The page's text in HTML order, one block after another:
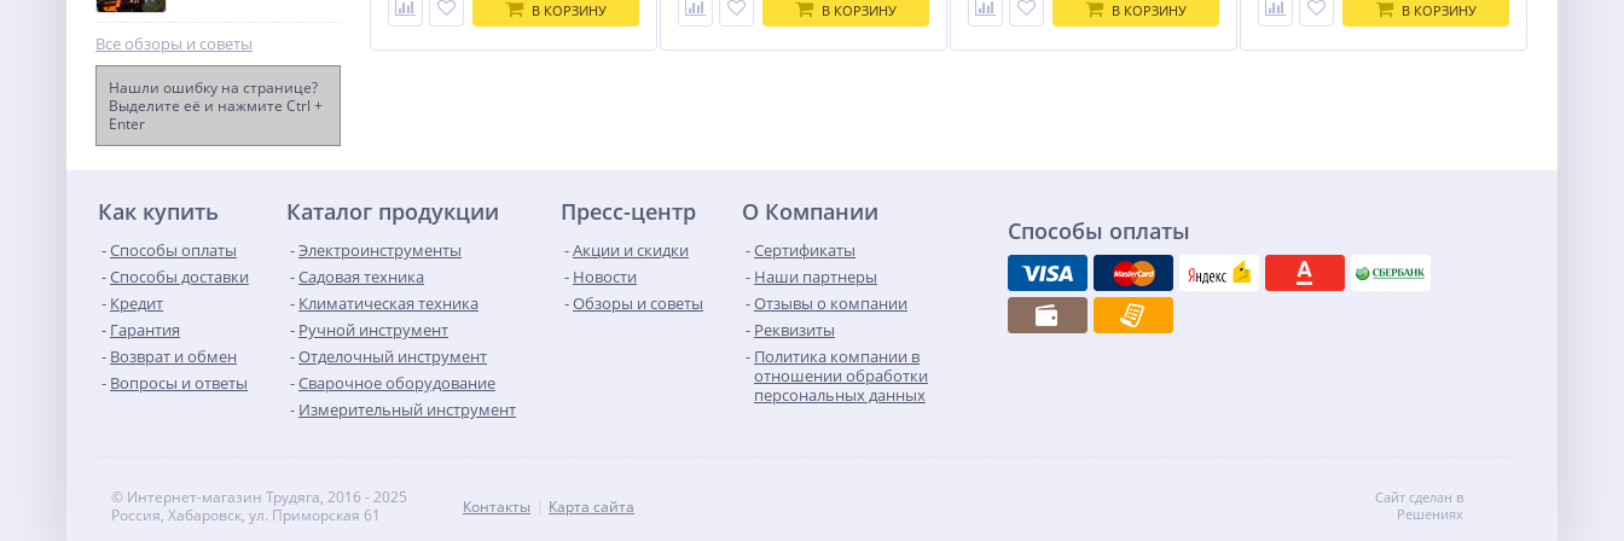
Генератор бензиновый
TOR KM2500H
Все обзоры и советы
Нашли ошибку на странице?
Выделите её и нажмите Ctrl +
Enter
В КОРЗИНУ В КОРЗИНУ В КОРЗИНУ В КОРЗИНУ
Как купить
Способы оплаты
Способы доставки
Кредит
Гарантия
Возврат и обмен
Вопросы и ответы
Каталог продукции
Электроинструменты
Садовая техника
Климатическая техника
Ручной инструмент
Отделочный инструмент
Сварочное оборудование
Измерительный инструмент
Пресс-центр
Акции и скидки
Новости
Обзоры и советы
О Компании
Сертификаты
Наши партнеры
Отзывы о компании
Реквизиты
Политика компании в
отношении обработки
персональных данных
Способы оплаты
© Интернет-магазин Трудяга, 2016 - 2025
Россия, Хабаровск, ул. Приморская 61
Контакты Карта сайта
Сайт сделан в
Решениях